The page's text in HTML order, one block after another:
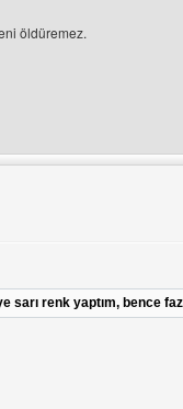
öldüremez.
sarı renk yaptım, bence